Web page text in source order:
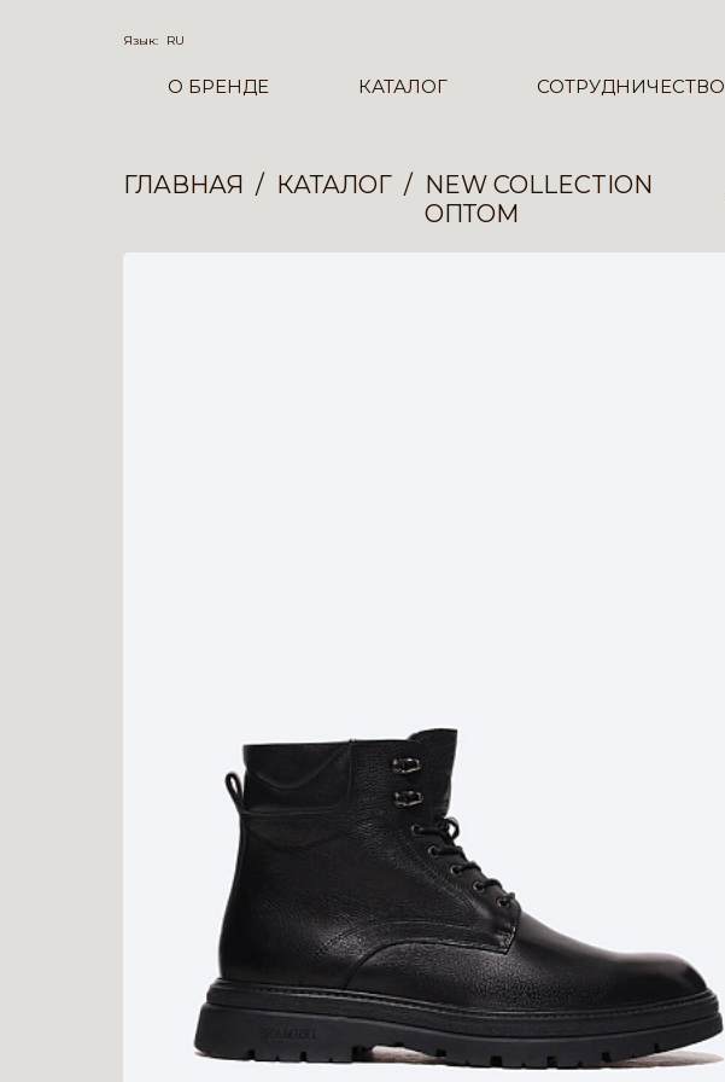
Язык: RU
О БРЕНДЕ КАТАЛОГ СОТРУДНИЧЕСТВО
ГЛАВНАЯ КАТАЛОГ
NEW COLLECTION
ОПТОМ